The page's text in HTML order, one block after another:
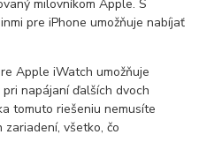
milovníkom Apple. S
pre iPhone umožňuje nabíjať
Apple iWatch umožňuje
napájaní ďalších dvoch
tomuto riešeniu nemusíte
všetko, čo